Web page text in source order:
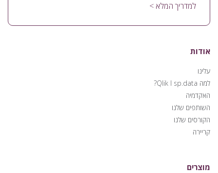
למדריך המלא >
אודות
עלינו
למה Qlik I sp.data?
האקדמיה
השותפים שלנו
הקורסים שלנו
קריירה
מוצרים